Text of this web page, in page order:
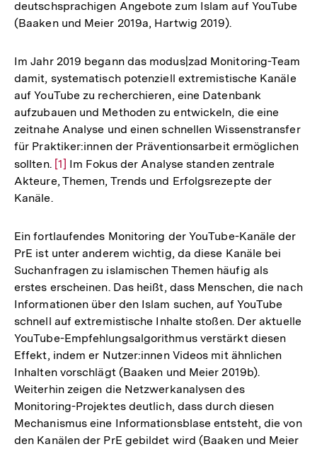
deutschsprachigen Angebote zum Islam auf YouTube
(Baaken und Meier 2019a, Hartwig 2019).
Im Jahr 2019 begann das modus|zad Monitoring-Team
damit, systematisch potenziell extremistische Kanäle
auf YouTube zu recherchieren, eine Datenbank
aufzubauen und Methoden zu entwickeln, die eine
zeitnahe Analyse und einen schnellen Wissenstransfer
für Praktiker:innen der Präventionsarbeit ermöglichen
sollten. Zur
Auflösung
[1] Im Fokus der Analyse standen zentrale
Akteure, Themen, Trends und Erfolgsrezepte der
Kanäle.
Ein fortlaufendes Monitoring der YouTube-Kanäle der
PrE ist unter anderem wichtig, da diese Kanäle bei
Suchanfragen zu islamischen Themen häufig als
erstes erscheinen. Das heißt, dass Menschen, die nach
Informationen über den Islam suchen, auf YouTube
schnell auf extremistische Inhalte stoßen. Der aktuelle
YouTube-Empfehlungsalgorithmus verstärkt diesen
Effekt, indem er Nutzer:innen Videos mit ähnlichen
Inhalten vorschlägt (Baaken und Meier 2019b).
Weiterhin zeigen die Netzwerkanalysen des
Monitoring-Projektes deutlich, dass durch diesen
Mechanismus eine Informationsblase entsteht, die von
den Kanälen der PrE gebildet wird (Baaken und Meier